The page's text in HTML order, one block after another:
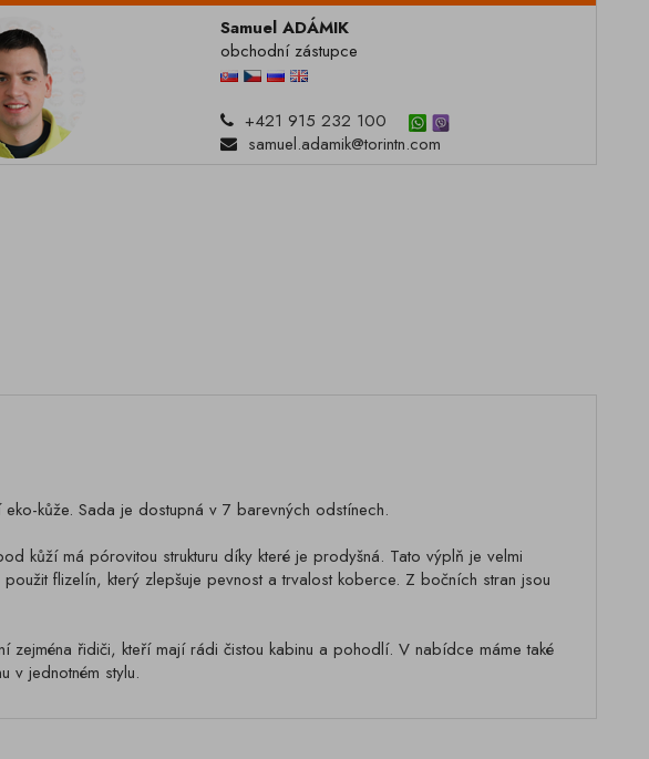
Samuel ADÁMIK
obchodní zástupce
+421 915 232 100
samuel.adamik@torintn.com
kůže. Sada je dostupná v 7 barevných odstínech.
kůží má pórovitou strukturu díky které je prodyšná. Tato výplň je velmi
flizelín, který zlepšuje pevnost a trvalost koberce. Z bočních stran jsou
řidiči, kteří mají rádi čistou kabinu a pohodlí. V nabídce máme také
v jednotném stylu.